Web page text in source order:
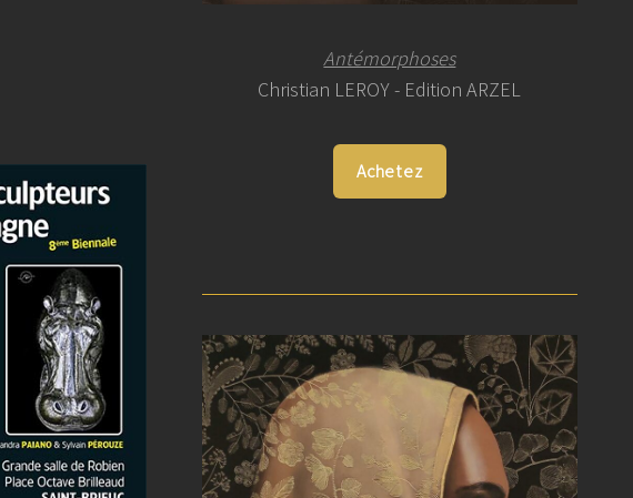
Antémorphoses
Christian LEROY - Edition ARZEL
Achetez